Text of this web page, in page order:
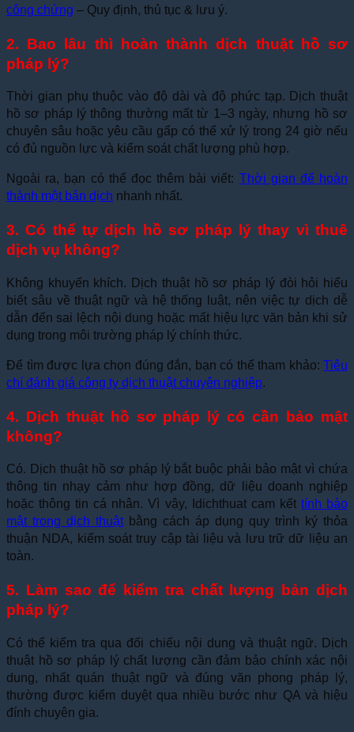
công chứng – Quy định, thủ tục & lưu ý.
2. Bao lâu thì hoàn thành dịch thuật hồ sơ
pháp lý?
Thời gian phụ thuộc vào độ dài và độ phức tạp. Dịch thuật
hồ sơ pháp lý thông thường mất từ 1–3 ngày, nhưng hồ sơ
chuyên sâu hoặc yêu cầu gấp có thể xử lý trong 24 giờ nếu
có đủ nguồn lực và kiểm soát chất lượng phù hợp.
Ngoài ra, bạn có thể đọc thêm bài viết: Thời gian để hoàn
thành một bản dịch nhanh nhất.
3. Có thể tự dịch hồ sơ pháp lý thay vì thuê
dịch vụ không?
Không khuyến khích. Dịch thuật hồ sơ pháp lý đòi hỏi hiểu
biết sâu về thuật ngữ và hệ thống luật, nên việc tự dịch dễ
dẫn đến sai lệch nội dung hoặc mất hiệu lực văn bản khi sử
dụng trong môi trường pháp lý chính thức.
Để tìm được lựa chọn đúng đắn, bạn có thể tham khảo: Tiêu
chí đánh giá công ty dịch thuật chuyên nghiệp.
4. Dịch thuật hồ sơ pháp lý có cần bảo mật
không?
Có. Dịch thuật hồ sơ pháp lý bắt buộc phải bảo mật vì chứa
thông tin nhạy cảm như hợp đồng, dữ liệu doanh nghiệp
hoặc thông tin cá nhân. Vì vậy, Idichthuat cam kết tính bảo
mật trong dịch thuậtbằng cách áp dụng quy trình ký thỏa
thuận NDA, kiểm soát truy cập tài liệu và lưu trữ dữ liệu an
toàn.
5. Làm sao để kiểm tra chất lượng bản dịch
pháp lý?
Có thể kiểm tra qua đối chiếu nội dung và thuật ngữ. Dịch
thuật hồ sơ pháp lý chất lượng cần đảm bảo chính xác nội
dung, nhất quán thuật ngữ và đúng văn phong pháp lý,
thường được kiểm duyệt qua nhiều bước như QA và hiệu
đính chuyên gia.